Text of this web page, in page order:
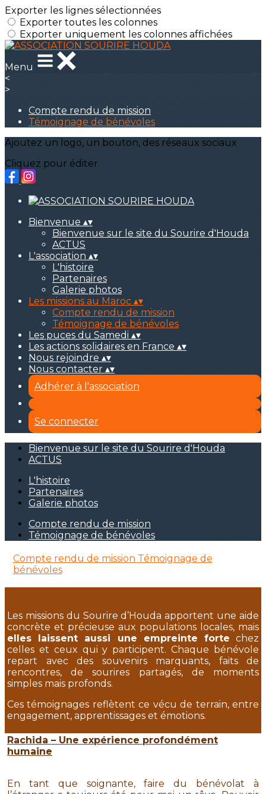
Exporter les lignes sélectionnées
Exporter toutes les colonnes
Exporter uniquement les colonnes affichées
Menu
<
>
Compte rendu de mission
Témoignage de bénévoles
Ajoutez un logo, un bouton, des réseaux sociaux
Cliquez pour éditer
Bienvenue ▴▾
Bienvenue sur le site du Sourire d'Houda
ACTUS
L'association ▴▾
L'histoire
Partenaires
Galerie photos
Les missions au Maroc ▴▾
Compte rendu de mission
Témoignage de bénévoles
Les puces du Samedi ▴▾
Les actions solidaires en France ▴▾
Nous rejoindre ▴▾
Nous contacter ▴▾
Adhérer à l'association
Se connecter
Bienvenue sur le site du Sourire d'Houda
ACTUS
L'histoire
Partenaires
Galerie photos
Compte rendu de mission
Témoignage de bénévoles
Compte rendu de mission Témoignage de
bénévoles
Les missions du Sourire d’Houda apportent une aide
concrète et précieuse aux populations locales, mais
elles laissent aussi une empreinte forte chez
celles et ceux qui y participent. Chaque bénévole
repart avec des souvenirs marquants, faits de
rencontres, de sourires partagés, de moments
simples mais profonds.
Ces témoignages reflètent ce vécu de terrain, entre
engagement, apprentissages et émotions.
Rachida – Une expérience profondément
humaine
En tant que soignante, faire du bénévolat à